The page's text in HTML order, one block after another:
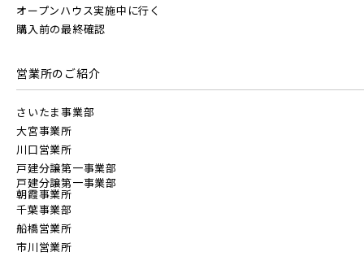
オープンハウス実施中に行く
購入前の最終確認
営業所のご紹介
さいたま事業部
大宮事業所
川口営業所
戸建分譲第一事業部
戸建分譲第一事業部
朝霞事業所
千葉事業部
船橋営業所
市川営業所